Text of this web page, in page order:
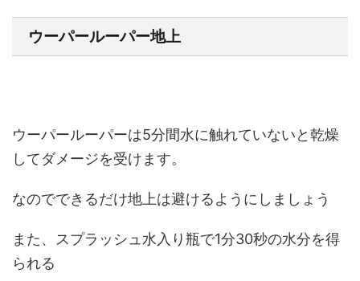
ウーパールーパー地上
ウーパールーパーは5分間水に触れていないと乾燥
してダメージを受けます。
なのでできるだけ地上は避けるようにしましょう
また、スプラッシュ水入り瓶で1分30秒の水分を得
られる